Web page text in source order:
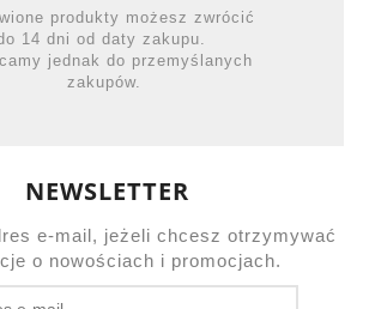
produkty możesz zwrócić
14 dni od daty zakupu.
jednak do przemyślanych
zakupów.
NEWSLETTER
e-mail, jeżeli chcesz otrzymywać
o nowościach i promocjach.